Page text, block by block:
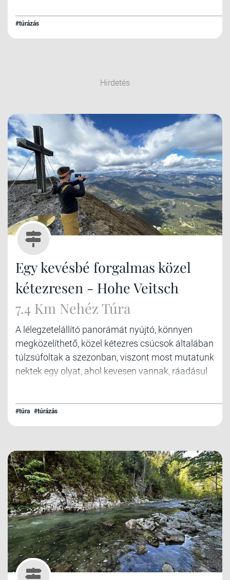
#túrázás
Hirdetés
Egy kevésbé forgalmas közel
kétezresen - Hohe Veitsch
7.4 Km Nehéz Túra
A lélegzetelállító panorámát nyújtó, könnyen
megközelíthető, közel kétezres csúcsok általában
túlzsúfoltak a szezonban, viszont most mutatunk
nektek egy olyat, ahol kevesen vannak, ráadásul
#túra #túrázás